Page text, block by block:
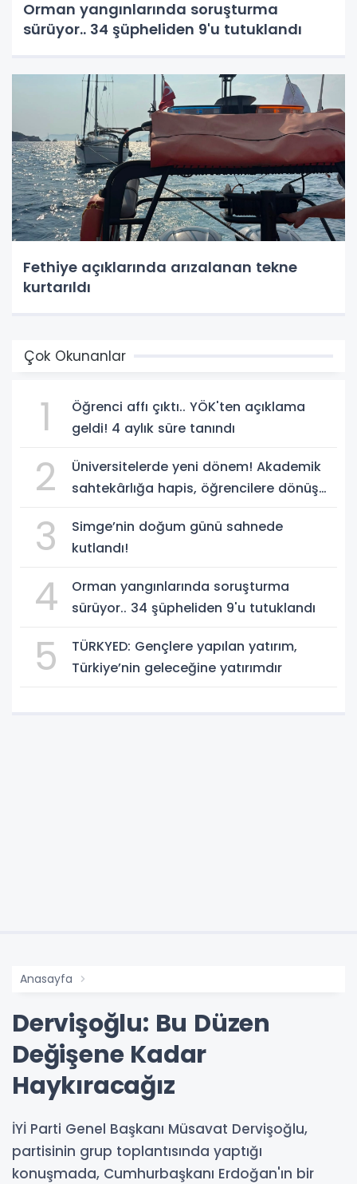
Orman yangınlarında soruşturma
sürüyor.. 34 şüpheliden 9'u tutuklandı
Fethiye açıklarında arızalanan tekne
kurtarıldı
Çok Okunanlar
1
Öğrenci affı çıktı.. YÖK'ten açıklama
geldi! 4 aylık süre tanındı
2
Üniversitelerde yeni dönem! Akademik
sahtekârlığa hapis, öğrencilere dönüş
3
Simge’nin doğum günü sahnede
kutlandı!
4
Orman yangınlarında soruşturma
sürüyor.. 34 şüpheliden 9'u tutuklandı
5
TÜRKYED: Gençlere yapılan yatırım,
Türkiye’nin geleceğine yatırımdır
Anasayfa
Dervişoğlu: Bu Düzen
Değişene Kadar
Haykıracağız
İYİ Parti Genel Başkanı Müsavat Dervişoğlu,
partisinin grup toplantısında yaptığı
konuşmada, Cumhurbaşkanı Erdoğan'ın bir